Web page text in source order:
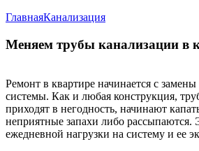
ГлавнаяКанализация
Меняем трубы канализации в
Ремонт в квартире начинается с
системы. Как и любая конструкция,
приходят в негодность, начинают
неприятные запахи либо рассыпаются.
ежедневной нагрузки на систему и ее